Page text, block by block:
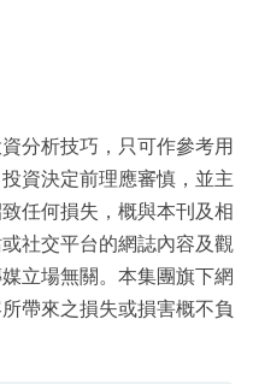
分析技巧，只可作參考用
資決定前理應審慎，並主
任何損失，概與本刊及相
社交平台的網誌內容及觀
立場無關。本集團旗下網
帶來之損失或損害概不負